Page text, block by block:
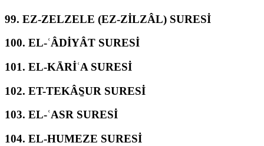
99. EZ-ZELZELE (EZ-ZİLZÂL) SURESİ
100. EL-ʿÂDİYÂT SURESİ
101. EL-KĀRİʿA SURESİ
102. ET-TEKÂS̱UR SURESİ
103. EL-ʿASR SURESİ
104. EL-HUMEZE SURESİ